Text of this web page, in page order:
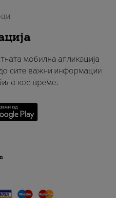
мобилна апликација
сите важни информации
кое време.